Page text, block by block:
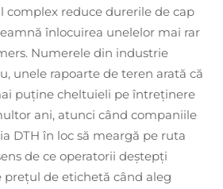
complex reduce durerile de cap
înlocuirea unelelor mai rar
Numerele din industrie
unele rapoarte de teren arată că
puține cheltuieli pe întreținere
ani, atunci când companiile
DTH în loc să meargă pe ruta
de ce operatorii deştepţi
preţul de etichetă când aleg